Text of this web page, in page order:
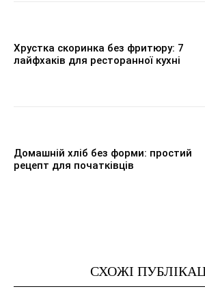
Хрустка скоринка без фритюру: 7
лайфхаків для ресторанної кухні
Домашній хліб без форми: простий
рецепт для початківців
СХОЖІ